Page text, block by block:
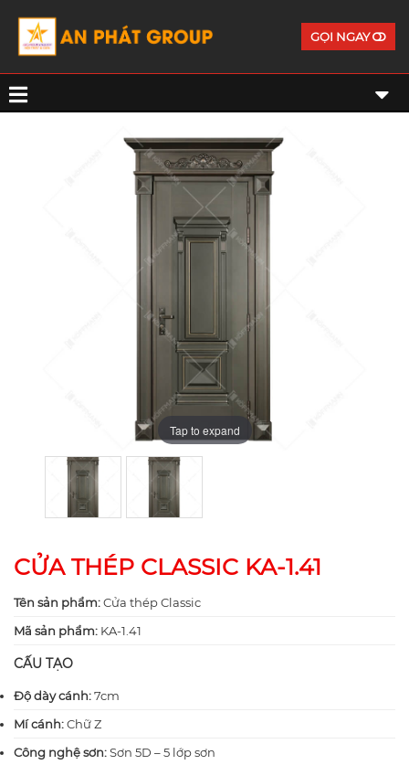
GỌI NGAY
Tap to expand
Tap to expand
CỬA THÉP CLASSIC KA-1.41
Tên sản phẩm:Cửa thép Classic
Mã sản phẩm: KA-1.41
CẤU TẠO
Độ dày cánh:7cm
Mí cánh:Chữ Z
Công nghệ sơn:Sơn 5D – 5 lớp sơn